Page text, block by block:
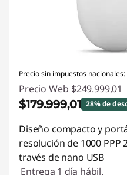
Precio sin impuestos
Precio Web $249.999,01
$179.999,01 28% de
Descuento prod (inc
Diseño compacto y
resolución de 1000 PPP
través de nano USB
Entrega 1 día hábil.